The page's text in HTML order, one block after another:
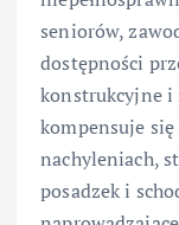
seniorów,
dostępności
konstrukcyjne i
kompensuje
nachyleniach,
posadzek i